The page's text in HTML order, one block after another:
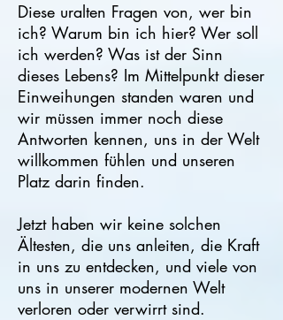
Diese uralten Fragen von, wer bin
ich? Warum bin ich hier? Wer soll
ich werden? Was ist der Sinn
dieses Lebens? Im Mittelpunkt dieser
Einweihungen standen waren und
wir müssen immer noch diese
Antworten kennen, uns in der Welt
willkommen fühlen und unseren
Platz darin finden.
Jetzt haben wir keine solchen
Ältesten, die uns anleiten, die Kraft
in uns zu entdecken, und viele von
uns in unserer modernen Welt
verloren oder verwirrt sind.